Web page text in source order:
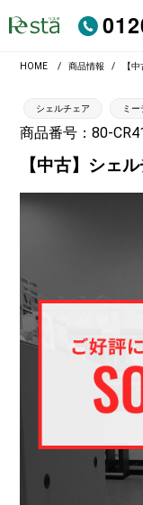
HOME 商品情報 【
シェルチェア ミ
商品番号：80-
【中古】シェ